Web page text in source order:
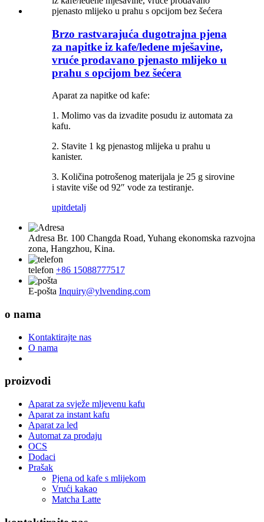
Brzo rastvarajuća dugotrajna pjena
za napitke iz kafe/ledene mješavine,
vruće prodavano pjenasto mlijeko u
prahu s opcijom bez šećera
Aparat za napitke od kafe:
1. Molimo vas da izvadite posudu iz automata za
kafu.
2. Stavite 1 kg pjenastog mlijeka u prahu u
kanister.
3. Količina potrošenog materijala je 25 g sirovine
i stavite više od 92″ vode za testiranje.
upitdetalj
Adresa Br. 100 Changda Road, Yuhang ekonomska razvojna
zona, Hangzhou, Kina.
telefon +86 15088777517
E-pošta Inquiry@ylvending.com
o nama
Kontaktirajte nas
O nama
proizvodi
Aparat za svježe mljevenu kafu
Aparat za instant kafu
Aparat za led
Automat za prodaju
OCS
Dodaci
Prašak
Pjena od kafe s mlijekom
Vrući kakao
Matcha Latte